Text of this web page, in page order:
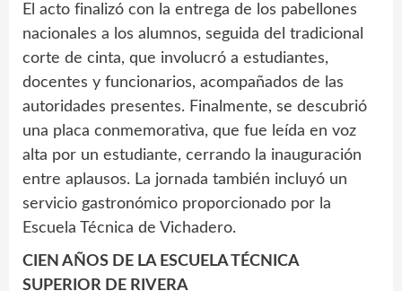
El acto finalizó con la entrega de los pabellones
nacionales a los alumnos, seguida del tradicional
corte de cinta, que involucró a estudiantes,
docentes y funcionarios, acompañados de las
autoridades presentes. Finalmente, se descubrió
una placa conmemorativa, que fue leída en voz
alta por un estudiante, cerrando la inauguración
entre aplausos. La jornada también incluyó un
servicio gastronómico proporcionado por la
Escuela Técnica de Vichadero.
CIEN AÑOS DE LA ESCUELA TÉCNICA
SUPERIOR DE RIVERA